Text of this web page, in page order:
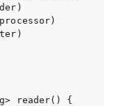
reader() {